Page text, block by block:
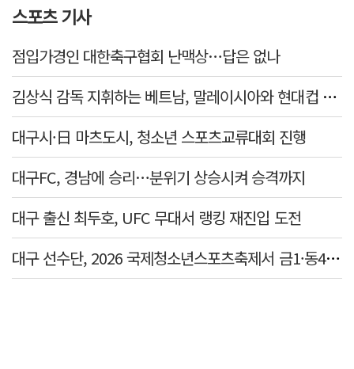
스포츠 기사
점입가경인 대한축구협회 난맥상…답은 없나
김상식 감독 지휘하는 베트남, 말레이시아와 현대컵 4강 격돌
대구시·日 마츠도시, 청소년 스포츠교류대회 진행
대구FC, 경남에 승리…분위기 상승시켜 승격까지
대구 출신 최두호, UFC 무대서 랭킹 재진입 도전
대구 선수단, 2026 국제청소년스포츠축제서 금1·동4 획득